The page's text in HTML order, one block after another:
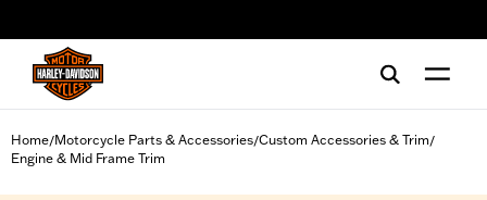
Home/Motorcycle Parts & Accessories/Custom Accessories & Trim/
Engine & Mid Frame Trim